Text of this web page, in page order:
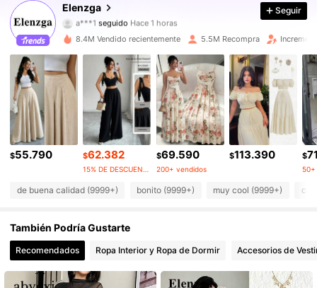
Elenzga
a***1
l***r está navegando
4,89
3M Seguidores
3M Seguidores
3M Seguidores
4,89 3M Seguidores
4,89 3M Seguidores
Seguir
8.4M Vendido recientemente 5.5M Recompra
$55.790 $62.382
15% DE DESCUENTO
$69.590
200+ vendidos
$113.390 $
50+
de buena calidad (9999+) bonito (9999+) muy cool (9999+)
También Podría Gustarte
Recomendados Ropa Interior y Ropa de Dormir Accesorios de